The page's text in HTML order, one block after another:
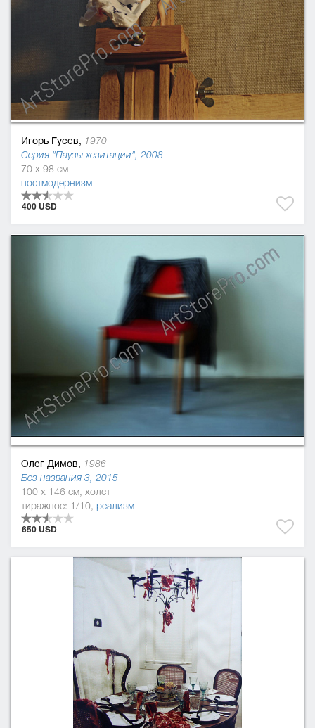
Игорь Гусев, 1970
Серия "Паузы хезитации", 2008
70 x 98 см
постмодернизм
400 USD
Олег Димов, 1986
Без названия 3, 2015
100 x 146 см, холст
тиражное: 1/10, реализм
650 USD